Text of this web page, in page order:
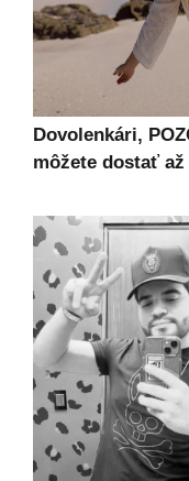
Dovolenkári,
môžete dostať až